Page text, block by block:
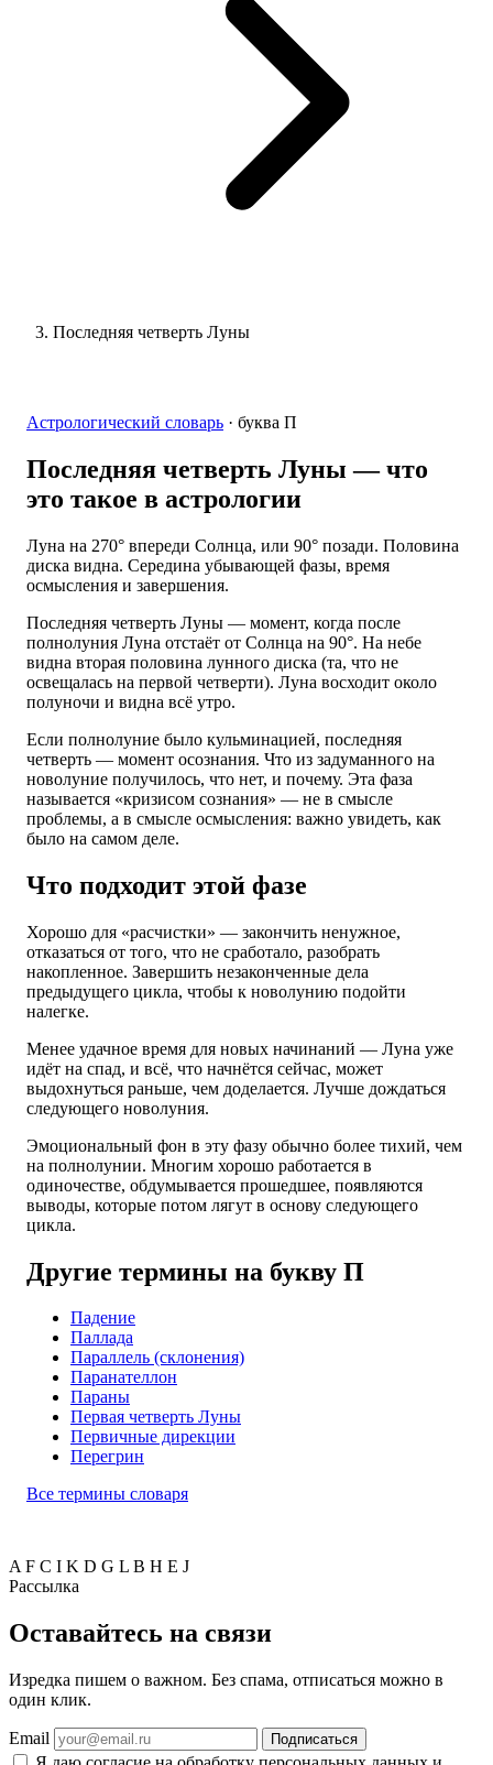
Последняя четверть Луны
Астрологический словарь · буква П
Последняя четверть Луны — что
это такое в астрологии
Луна на 270° впереди Солнца, или 90° позади. Половина
диска видна. Середина убывающей фазы, время
осмысления и завершения.
Последняя четверть Луны — момент, когда после
полнолуния Луна отстаёт от Солнца на 90°. На небе
видна вторая половина лунного диска (та, что не
освещалась на первой четверти). Луна восходит около
полуночи и видна всё утро.
Если полнолуние было кульминацией, последняя
четверть — момент осознания. Что из задуманного на
новолуние получилось, что нет, и почему. Эта фаза
называется «кризисом сознания» — не в смысле
проблемы, а в смысле осмысления: важно увидеть, как
было на самом деле.
Что подходит этой фазе
Хорошо для «расчистки» — закончить ненужное,
отказаться от того, что не сработало, разобрать
накопленное. Завершить незаконченные дела
предыдущего цикла, чтобы к новолунию подойти
налегке.
Менее удачное время для новых начинаний — Луна уже
идёт на спад, и всё, что начнётся сейчас, может
выдохнуться раньше, чем доделается. Лучше дождаться
следующего новолуния.
Эмоциональный фон в эту фазу обычно более тихий, чем
на полнолунии. Многим хорошо работается в
одиночестве, обдумывается прошедшее, появляются
выводы, которые потом лягут в основу следующего
цикла.
Другие термины на букву П
Падение
Паллада
Параллель (склонения)
Паранателлон
Параны
Первая четверть Луны
Первичные дирекции
Перегрин
Все термины словаря
A F C I K D G L B H E J
Рассылка
Оставайтесь на связи
Изредка пишем о важном. Без спама, отписаться можно в
один клик.
Email Подписаться